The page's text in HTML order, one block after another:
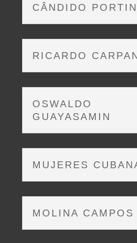
CÂNDIDO
RICARDO
OSWALDO
GUAYASAMIN
MUJERES
MOLINA CAMPOS